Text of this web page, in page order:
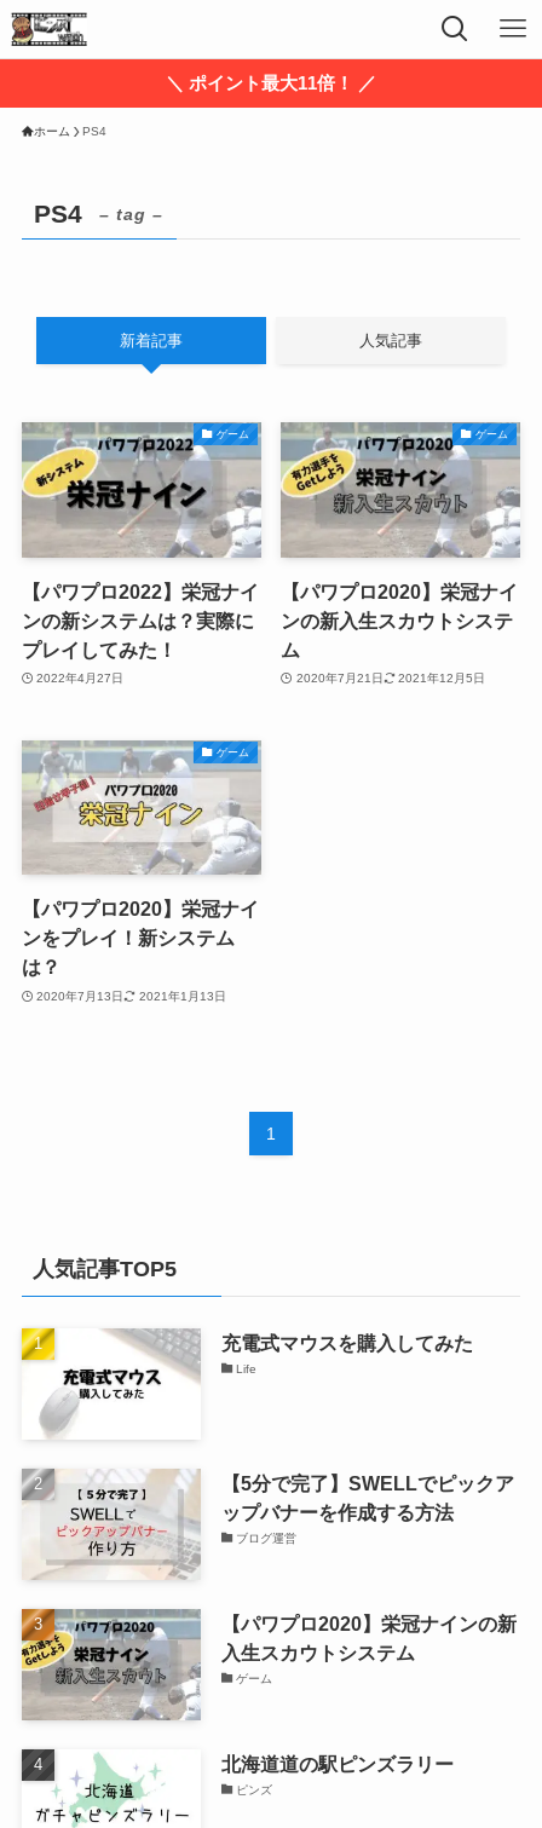
＼ ポイント最大11倍！ ／
ホーム PS4
PS4 – tag –
新着記事 人気記事
ゲーム
【パワプロ2022】栄冠ナイ
ンの新システムは？実際に
プレイしてみた！
2022年4月27日
ゲーム
【パワプロ2020】栄冠ナイ
ンの新入生スカウトシステ
ム
2020年7月21日 2021年12月5日
ゲーム
【パワプロ2020】栄冠ナイ
ンをプレイ！新システム
は？
2020年7月13日 2021年1月13日
1
人気記事TOP5
充電式マウスを購入してみた
Life
【5分で完了】SWELLでピックア
ップバナーを作成する方法
ブログ運営
【パワプロ2020】栄冠ナインの新
入生スカウトシステム
ゲーム
北海道道の駅ピンズラリー
ピンズ